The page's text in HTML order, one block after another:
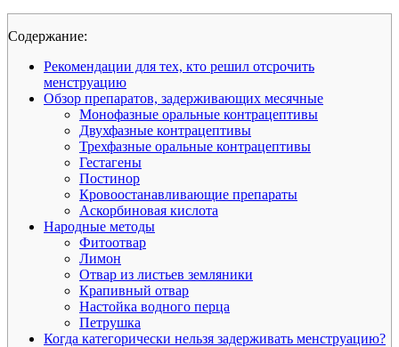
Cодержание:
Рекомендации для тех, кто решил отсрочить
менструацию
Обзор препаратов, задерживающих месячные
Монофазные оральные контрацептивы
Двухфазные контрацептивы
Трехфазные оральные контрацептивы
Гестагены
Постинор
Кровоостанавливающие препараты
Аскорбиновая кислота
Народные методы
Фитоотвар
Лимон
Отвар из листьев земляники
Крапивный отвар
Настойка водного перца
Петрушка
Когда категорически нельзя задерживать менструацию?